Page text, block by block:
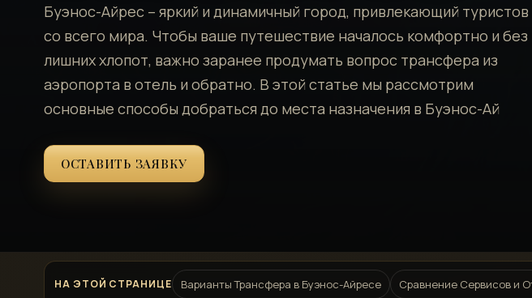
Буэнос-Айрес – яркий и динамичный город, привлекающий туристов
со всего мира. Чтобы ваше путешествие началось комфортно и без
лишних хлопот, важно заранее продумать вопрос трансфера из
аэропорта в отель и обратно. В этой статье мы рассмотрим
основные способы добраться до места назначения в Буэнос-Ай
ОСТАВИТЬ ЗАЯВКУ
НА ЭТОЙ СТРАНИЦЕ Варианты Трансфера в Буэнос-Айресе Сравнение Сервисов и